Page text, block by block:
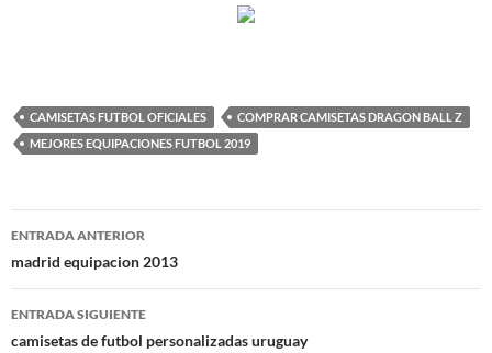
CAMISETAS FUTBOL OFICIALES
COMPRAR CAMISETAS DRAGON BALL Z
MEJORES EQUIPACIONES FUTBOL 2019
Navegación
de
entradas
ENTRADA ANTERIOR
madrid equipacion 2013
ENTRADA SIGUIENTE
camisetas de futbol personalizadas uruguay